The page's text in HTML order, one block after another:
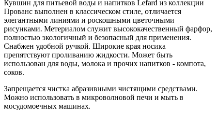
Кувшин для питьевой воды и напитков Lefard из коллекции
Прованс выполнен в классическом стиле, отличается
элегантными линиями и роскошными цветочными
рисунками. Метериалом служит высококачественный фарфор,
полностью экологичный и безопасный для применения.
Снабжен удобной ручкой. Широкие края носика
препятствуют проливанию жидкости. Может быть
использован для воды, молока и прочих напитков - компота,
соков.
Запрещается чистка абразивными чистящими средствами.
Можно использовать в микроволновой печи и мыть в
мосудомоечных машинах.